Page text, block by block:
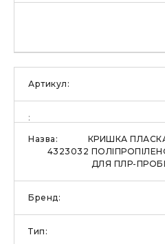
КРИШКА ПЛАСКА
4323032
ДЛЯ ПЛР-